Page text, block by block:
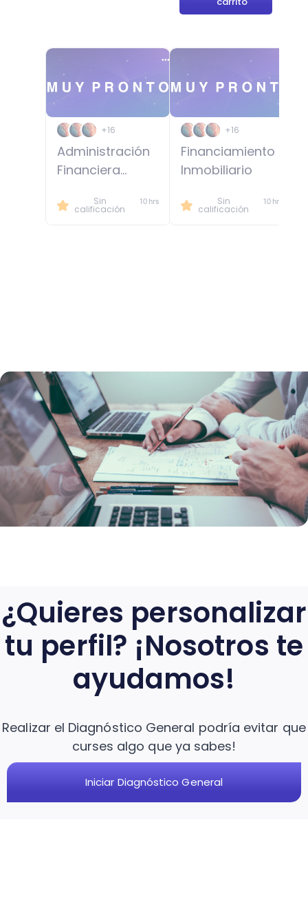
permitirán evaluar oportunidades,
optimizar el patrimonio mediante
inmobiliario.
+16
Administración
Financiera
Sin
calificación
10 hrs
+16
Financiamiento
Inmobiliario
Sin
calificación
10 hrs
¿Quieres personalizar
tu perfil? ¡Nosotros te
ayudamos!
Realizar el Diagnóstico General podría evitar que
curses algo que ya sabes!
Iniciar Diagnóstico General